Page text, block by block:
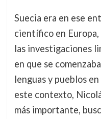
Suecia era en ese
científico en
las investigaciones
en que se
lenguas y pueblos
este contexto,
más importante,